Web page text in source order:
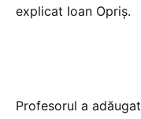
explicat Ioan Opriș.
Profesorul a